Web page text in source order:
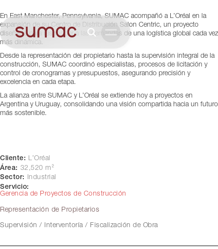
Pennsylvania, USA
En East Manchester, Pennsylvania, SUMAC acompañó a L’Oréal en la
expansión de su Centro de Distribución Salon Centric, un proyecto
diseñado para responder a las demandas de una logística global cada vez
más dinámica.
Desde la representación del propietario hasta la supervisión integral de la
construcción, SUMAC coordinó especialistas, procesos de licitación y
control de cronogramas y presupuestos, asegurando precisión y
excelencia en cada etapa.
La alianza entre SUMAC y L’Oréal se extiende hoy a proyectos en
Argentina y Uruguay, consolidando una visión compartida hacia un futuro
más sostenible.
Cliente: L’Oréal
Área: 32,520 m²
Sector: Industrial
Servicio:
Gerencia de Proyectos de Construcción
Representación de Propietarios
Supervisión / Interventoría / Fiscalización de Obra